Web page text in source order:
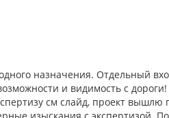
назначения. Отдельный
и видимость с дороги!
см слайд, проект вышлю